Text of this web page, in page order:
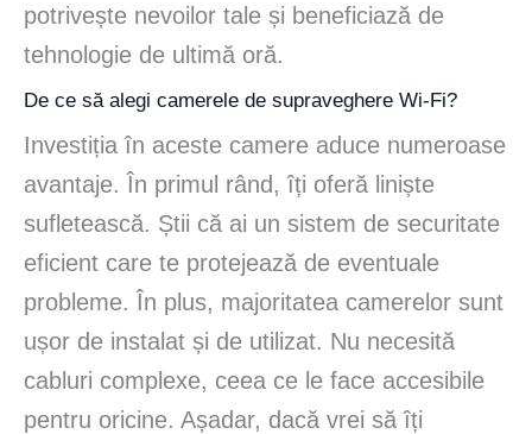
potrivește nevoilor tale și beneficiază de
tehnologie de ultimă oră.
De ce să alegi camerele de supraveghere Wi-Fi?
Investiția în aceste camere aduce numeroase
avantaje. În primul rând, îți oferă liniște
sufletească. Știi că ai un sistem de securitate
eficient care te protejează de eventuale
probleme. În plus, majoritatea camerelor sunt
ușor de instalat și de utilizat. Nu necesită
cabluri complexe, ceea ce le face accesibile
pentru oricine. Așadar, dacă vrei să îți